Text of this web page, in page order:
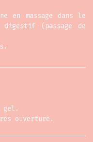
en massage dans le
(passage de
gel.
ouverture.